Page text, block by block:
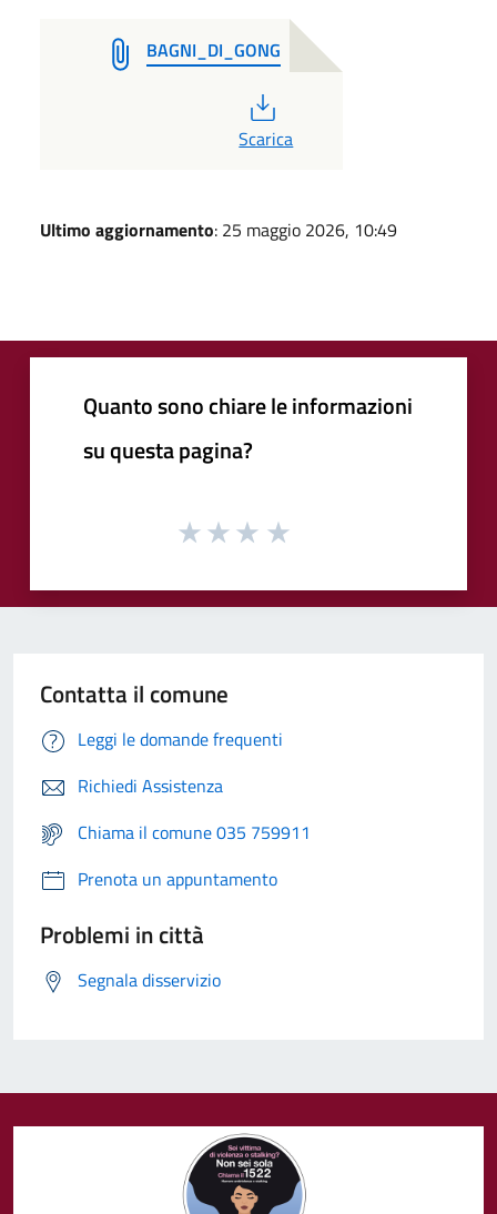
BAGNI_DI_GONG
Scarica
Ultimo aggiornamento: 25 maggio 2026, 10:49
Quanto sono chiare le informazioni
su questa pagina?
Contatta il comune
Leggi le domande frequenti
Richiedi Assistenza
Chiama il comune 035 759911
Prenota un appuntamento
Problemi in città
Segnala disservizio